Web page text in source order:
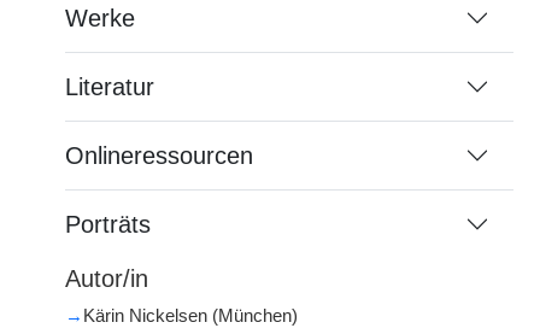
Werke
Literatur
Onlineressourcen
Porträts
Autor/in
→ Kärin Nickelsen (München)